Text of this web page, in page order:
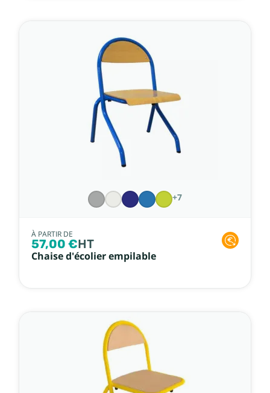
+7
À PARTIR DE
57,00 €HT
Chaise d'écolier empilable